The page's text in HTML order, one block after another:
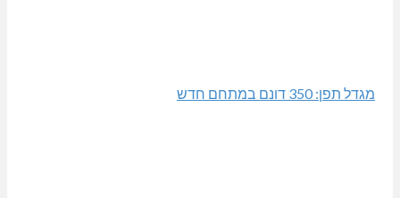
מגדל תפן: 350 דונם במתחם חדש